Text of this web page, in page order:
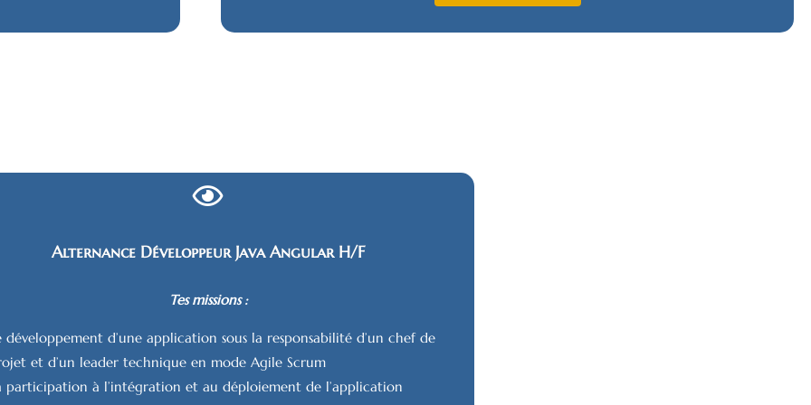
Alternance Développeur Java Angular H/F
Tes missions :
développement d’une application sous la responsabilité d’un chef de
et d’un leader technique en mode Agile Scrum
participation à l’intégration et au déploiement de l’application